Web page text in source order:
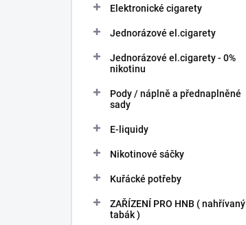
Elektronické cigarety
Jednorázové el.cigarety
Jednorázové el.cigarety - 0%
nikotinu
Pody / náplně a přednaplněné
sady
E-liquidy
Nikotinové sáčky
Kuřácké potřeby
ZAŘÍZENÍ PRO HNB ( nahřívaný
tabák )